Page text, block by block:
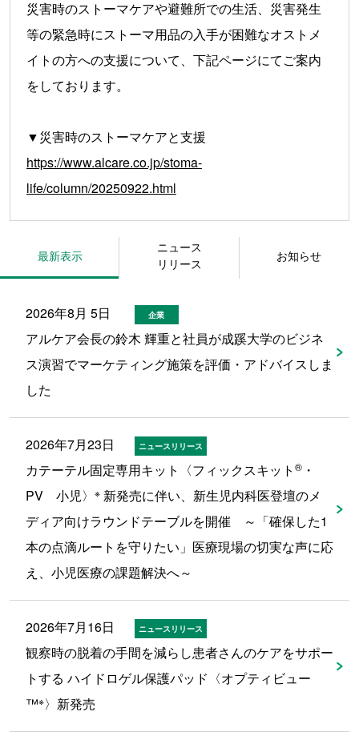
災害時のストーマケアや避難所での生活、災害発生
等の緊急時にストーマ用品の入手が困難なオストメ
イトの方への支援について、下記ページにてご案内
をしております。
▼災害時のストーマケアと支援
https://www.alcare.co.jp/stoma-
life/column/20250922.html
最新表示
ニュース
リリース
お知らせ
2026年8月 5日 企業
アルケア会長の鈴木 輝重と社員が成蹊大学のビジネ
ス演習でマーケティング施策を評価・アドバイスしま
した
2026年7月23日 ニュースリリース
カテーテル固定専用キット〈フィックスキット ®・
PV 小児〉 ※新発売に伴い、新生児内科医登壇のメ
ディア向けラウンドテーブルを開催 ～「確保した1
本の点滴ルートを守りたい」医療現場の切実な声に応
え、小児医療の課題解決へ～
2026年7月16日 ニュースリリース
観察時の脱着の手間を減らし患者さんのケアをサポー
トする ハイドロゲル保護パッド〈オプティビュー
™※〉新発売